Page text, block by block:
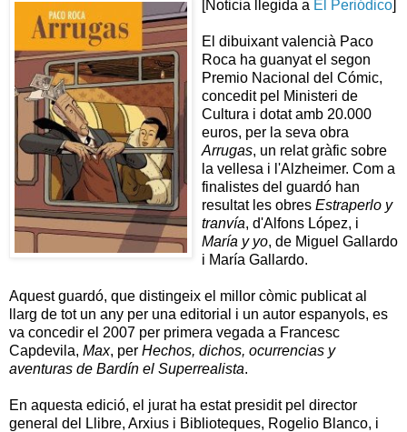
[Noticia llegida a El Periódico]
El dibuixant valencià Paco
Roca ha guanyat el segon
Premio Nacional del Cómic,
concedit pel Ministeri de
Cultura i dotat amb 20.000
euros, per la seva obra
Arrugas, un relat gràfic sobre
la vellesa i l'Alzheimer. Com a
finalistes del guardó han
resultat les obres Estraperlo y
tranvía, d'Alfons López, i
María y yo, de Miguel Gallardo
i María Gallardo.
Aquest guardó, que distingeix el millor còmic publicat al
llarg de tot un any per una editorial i un autor espanyols, es
va concedir el 2007 per primera vegada a Francesc
Capdevila, Max, per Hechos, dichos, ocurrencias y
aventuras de Bardín el Superrealista.
En aquesta edició, el jurat ha estat presidit pel director
general del Llibre, Arxius i Biblioteques, Rogelio Blanco, i